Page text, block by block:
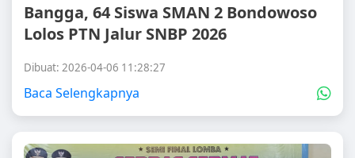
Bangga, 64 Siswa SMAN 2 Bondowoso
Lolos PTN Jalur SNBP 2026
Dibuat: 2026-04-06 11:28:27
Baca Selengkapnya